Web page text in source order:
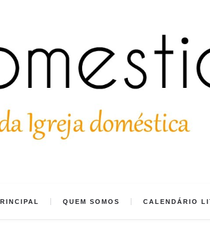
QUEM SOMOS CALENDÁRIO